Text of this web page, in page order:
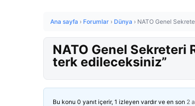
Ana sayfa › Forumlar › Dünya › NATO Genel
NATO Genel Sekreteri
terk edileceksiniz”
Bu konu 0 yanıt içerir, 1 izleyen vardır ve en son 2